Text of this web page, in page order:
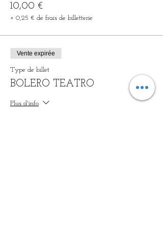
10,00 €
+ 0,25 € de frais de billetterie
Vente expirée
Type de billet
BOLERO TEATRO
Plus d'info